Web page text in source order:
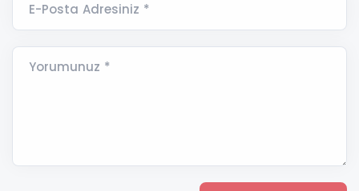
E-Posta Adresiniz *
Yorumunuz *